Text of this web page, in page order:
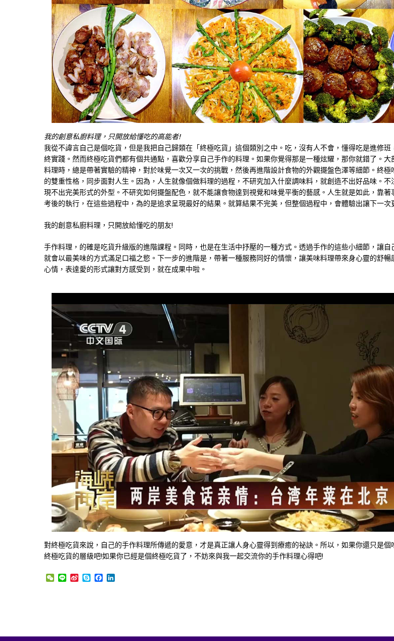
我的創意私廚料理，只開放給懂吃的高能者!
我從不諱言自己是個吃貨，但是我把自己歸類在「終極吃貨」這個類別之中。吃，沒有人不會，懂得吃是進修
終實踐。然而終極吃貨們都有個共通點，喜歡分享自己手作的料理。如果你覺得那是一種炫耀，那你就錯了。
料理時，總是帶著實驗的精神，對於味覺一次又一次的挑戰，然後再進階設計食物的外觀擺盤色澤等細節。終
的雙重性格，同步面對人生。因為，人生就像個做料理的過程，不研究加入什麼調味料，就創造不出好品味。
現不出完美形式的外型。不研究如何擺盤配色，就不能讓食物達到視覺和味覺平衡的藝感。人生就是如此，靠
考後的執行，在這些過程中，為的是追求呈現最好的結果。就算結果不完美，但整個過程中，會體驗出讓下一次
我的創意私廚料理，只開放給懂吃的朋友!
手作料理，的確是吃貨升級版的進階課程。同時，也是在生活中抒壓的一種方式。透過手作的這些小細節，讓
就會以最美味的方式滿足口福之慾。下一步的進階是，帶著一種服務同好的情懷，讓美味料理帶來身心靈的舒
心情，表達愛的形式讓對方感受到，就在成果中啦。
對終極吃貨來說，自己的手作料理所傳遞的愛意，才是真正讓人身心靈得到療癒的祕訣。所以，如果你還只是個
終極吃貨的層級吧!如果你已經是個終極吃貨了，不妨來與我一起交流你的手作料理心得吧!
WeChat
LineSinaSkypeFacebook